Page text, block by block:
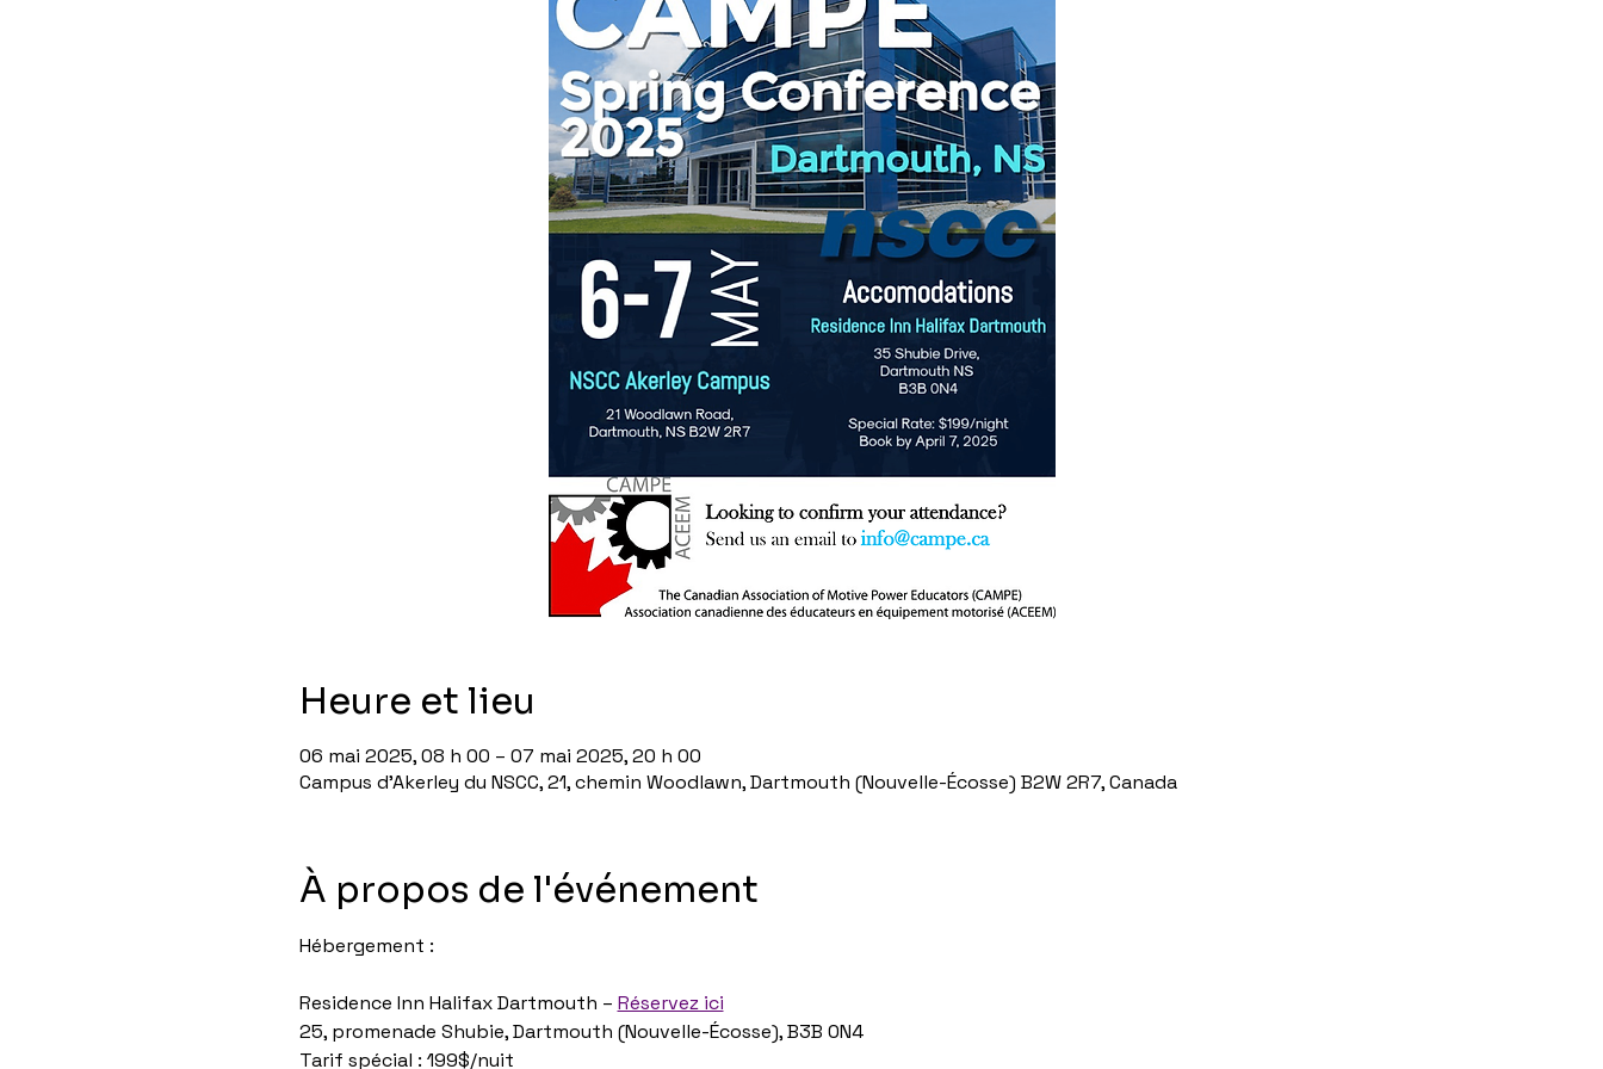
Heure et lieu
06 mai 2025, 08 h 00 – 07 mai 2025, 20 h 00
Campus d'Akerley du NSCC, 21, chemin Woodlawn, Dartmouth (Nouvelle-Écosse) B2W 2R7, Canada
À propos de l'événement
Hébergement :
Residence Inn Halifax Dartmouth – Réservez ici
25, promenade Shubie, Dartmouth (Nouvelle-Écosse), B3B 0N4
Tarif spécial : 199$/nuit